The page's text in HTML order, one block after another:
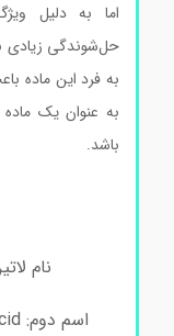
اما به دلیل
حل‌شوندگی زیادی
به فرد این ماده
به عنوان یک ماده
باشد.
نام لاتین: 2-Benzoylbenzoic acid
اسم دوم: Benzophenone-2-carboxylic acid